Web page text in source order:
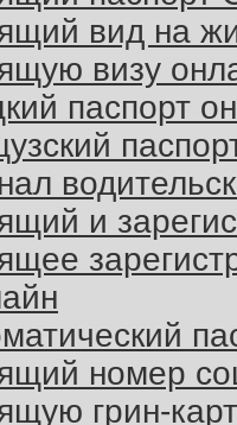
вид на
визу
паспорт
и
номер
грин-